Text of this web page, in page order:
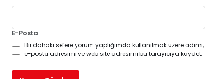
E-Posta
Bir dahaki sefere yorum yaptığımda kullanılmak üzere adımı,
e-posta adresimi ve web site adresimi bu tarayıcıya kaydet.